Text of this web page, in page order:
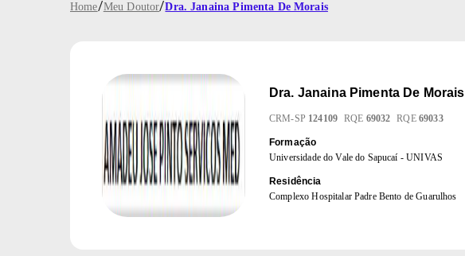
Home/Meu Doutor/Dra. Janaina Pimenta De Morais
Dra. Janaina Pimenta De Morais
CRM-SP 124109 RQE 69032 RQE 69033
Formação
Universidade do Vale do Sapucaí - UNIVAS
Residência
Complexo Hospitalar Padre Bento de Guarulhos